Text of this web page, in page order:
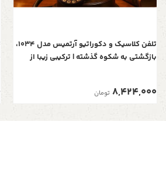
تلفن کلاسیک و دکوراتیو آرتمیس مدل 1034،
بازگشتی به شکوه گذشته | ترکیبی زیبا از
8,424,000 تومان